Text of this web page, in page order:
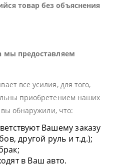
товар без объяснения
мы предоставляем
все усилия, для того,
приобретением наших
обнаружили, что:
Вашему заказу
другой руль и т.д.);
в Ваш авто.